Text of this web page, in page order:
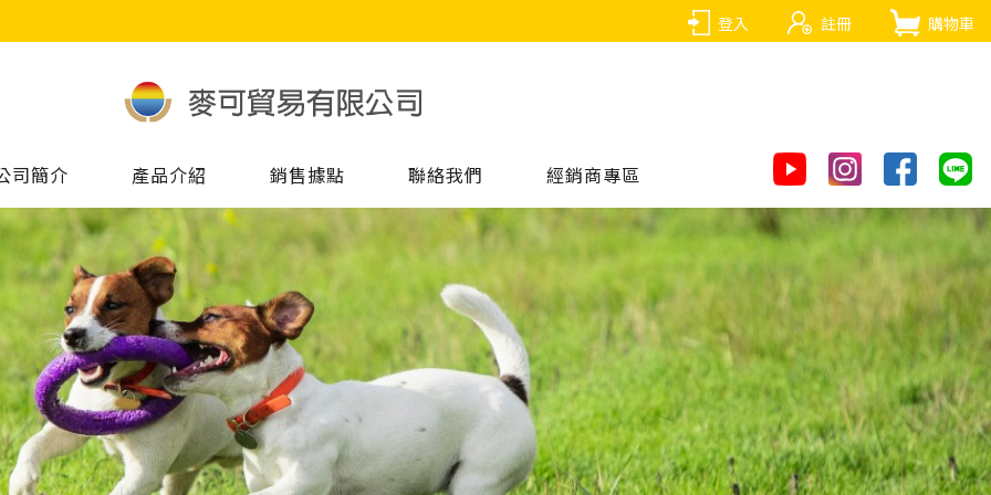
登入 註冊 購物車
司簡介 產品介紹 銷售據點 聯絡我們 經銷商專區